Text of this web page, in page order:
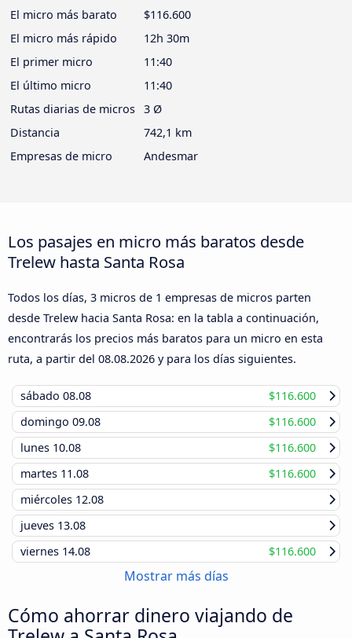
El micro más barato
$116.600
El micro más rápido
12h 30m
El primer micro
11:40
El último micro
11:40
Rutas diarias de micros 3 Ø
Distancia
742,1 km
Empresas de micro
Andesmar
Los pasajes en micro más baratos desde
Trelew hasta Santa Rosa
Todos los días, 3 micros de 1 empresas de micros parten
desde Trelew hacia Santa Rosa: en la tabla a continuación,
encontrarás los precios más baratos para un micro en esta
ruta, a partir del 08.08.2026 y para los días siguientes.
sábado 08.08
$116.600
domingo 09.08
$116.600
lunes 10.08
$116.600
martes 11.08
$116.600
miércoles 12.08
jueves 13.08
viernes 14.08 $116.600
Mostrar más días
Cómo ahorrar dinero viajando de